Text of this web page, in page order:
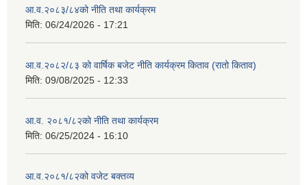
आ.व.२०८३/८४को नीति तथा कार्यक्रम
मिति: 06/24/2026 - 17:21
आ.व.२०८२/८३ को वार्षिक बजेट नीति कार्यक्रम किताव (रातो किताव)
मिति: 09/08/2025 - 12:33
आ.व. २०८१/८२को नीति तथा कार्यक्रम
मिति: 06/25/2024 - 16:10
आ.व.२०८१/८२को वजेट बक्तव्य